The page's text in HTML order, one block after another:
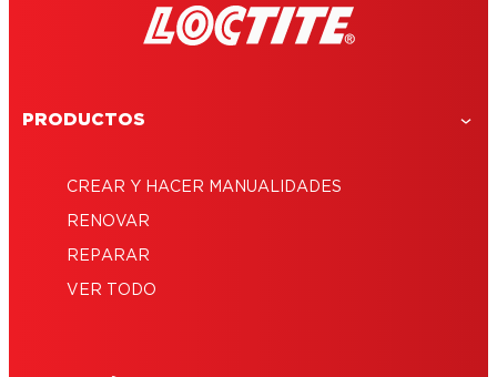
PRODUCTOS
CREAR Y HACER MANUALIDADES
RENOVAR
REPARAR
VER TODO